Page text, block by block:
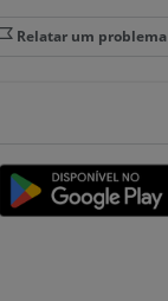
Relatar um problema